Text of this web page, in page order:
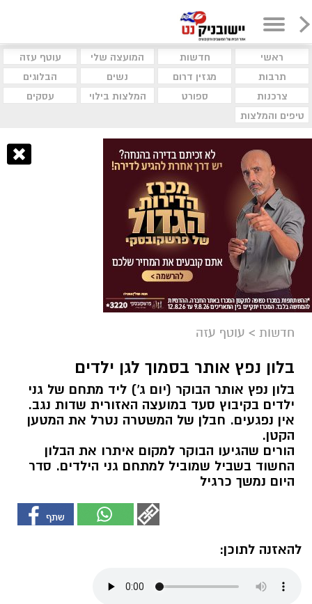
ראשי חדשות המועצה שלי
עוטף עזה
תרבות
מגזין דרום נשים
הבלוגים
צרכנות
ספורט המלצות בילוי
עסקים
טיפים והמלצות
חדשות > עוטף עזה
בלון נפץ אותר בסמוך לגן ילדים
בלון נפץ אותר הבוקר (יום ג') ליד מתחם של גני
ילדים בקיבוץ סעד במועצה האזורית שדות נגב.
אין נפגעים. חבלן של המשטרה נטרל את המטען
הקטן.
הורים שהגיעו הבוקר למקום איתרו את הבלון
החשוד בשביל שמוביל למתחם גני הילדים. סדר
היום נמשך כרגיל
להאזנה לתוכן: